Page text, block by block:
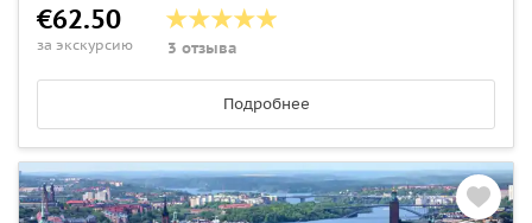
€62.50
за экскурсию 3 отзыва
Подробнее